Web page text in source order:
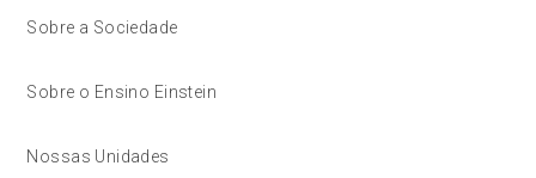
Sobre a Sociedade
Sobre o Ensino Einstein
Nossas Unidades